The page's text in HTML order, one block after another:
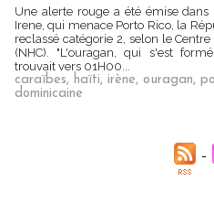
Une alerte rouge a été émise dans
Irene, qui menace Porto Rico, la
reclassé catégorie 2, selon le
(NHC). "L'ouragan, qui s'est
trouvait vers 01H00...
caraïbes, haïti, irène, ouragan,
dominicaine